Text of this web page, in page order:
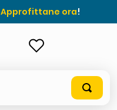
Approfittane ora!